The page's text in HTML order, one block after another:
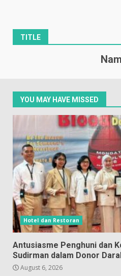
TITLE
YOU MAY HAVE MISSED
Hotel dan Restoran
Antusiasme Penghuni dan
Sudirman dalam Donor
August 6, 2026